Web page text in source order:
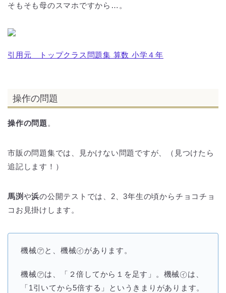
そもそも母のスマホですから…。
引用元 トップクラス問題集 算数 小学４年
操作の問題
操作の問題 。
市販の問題集では、見かけない問題ですが、（見つけたら
追記します！）
馬渕 や浜の公開テストでは、2、3年生の頃からチョコチョ
コお見掛けします。
機械㋐と、機械㋑があります。
機械㋐は、「２倍してから１を足す」。機械㋑は、
「1引いてから5倍する」というきまりがあります。